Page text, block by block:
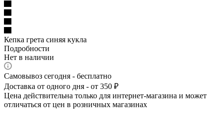
Кепка грета синяя кукла
Подробности
Нет в наличии
Самовывоз сегодня - бесплатно
Доставка от одного дня - от 350 ₽
Цена действительна только для интернет-магазина и может
отличаться от цен в розничных магазинах